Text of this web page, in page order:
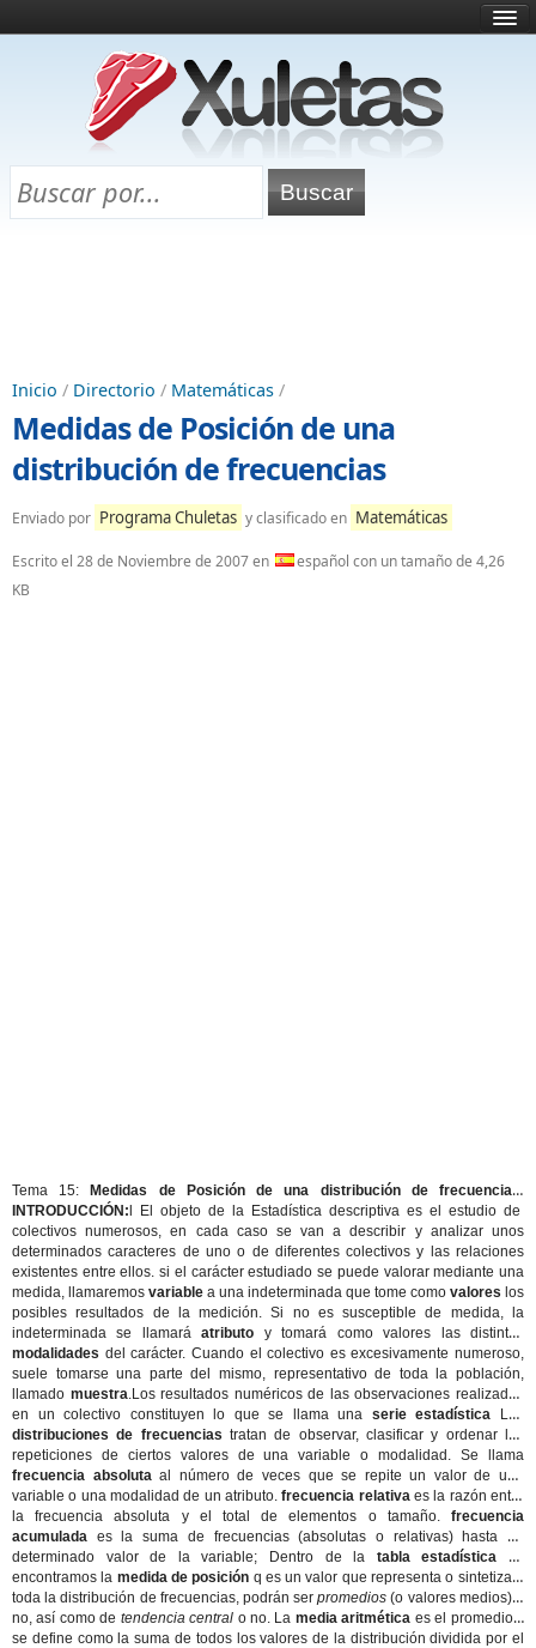
¿Qué es esto?
Directorio
Chuletas para exámenes
Inicio / Directorio / Matemáticas /
Medidas de Posición de una
distribución de frecuencias
Enviado por Programa Chuletas y clasificado en Matemáticas
Escrito el 28 de Noviembre de 2007en
español con un tamaño de 4,26
KB
Tema 15: Medidas de Posición de una distribución de frecuencias :
INTRODUCCIÓN: l El objeto de la Estadística descriptiva es el estudio de
colectivos numerosos, en cada caso se van a describir y analizar unos
determinados caracteres de uno o de diferentes colectivos y las relaciones
existentes entre ellos. si el carácter estudiado se puede valorar mediante una
medida, llamaremos variable a una indeterminada que tome como valores los
posibles resultados de la medición. Si no es susceptible de medida, la
indeterminada se llamaráatributo y tomará como valores las distintas
modalidades del carácter. Cuando el colectivo es excesivamente numeroso,
suele tomarse una parte del mismo, representativo de toda la población,
llamado muestra.Los resultados numéricos de las observaciones realizadas
en un colectivo constituyen lo que se llama una serie estadística Las
distribuciones de frecuencias tratan de observar, clasificar y ordenar las
repeticiones de ciertos valores de una variable o modalidad. Se llama
frecuencia absolutaal número de veces que se repite un valor de una
variable o una modalidad de un atributo.frecuencia relativaes la razón entre
la frecuencia absoluta y el total de elementos o tamaño. frecuencia
acumulada es la suma de frecuencias (absolutas o relativas) hasta un
determinado valor de la variable; Dentro de la tabla estadística ns
encontramos la medida de posición q es un valor que representa o sintetiza a
toda la distribución de frecuencias, podrán serpromedios (o valores medios) o
no, así como de tendencia central o no. La media aritmética es el promedio y
se define como la suma de todos los valores de la distribución dividida por el